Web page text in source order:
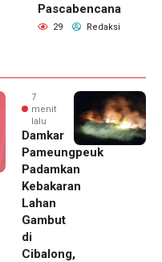
Pascabencana
29 Redaksi
7
menit
lalu
Damkar
Pameungpeuk
Padamkan
Kebakaran
Lahan
Gambut
di
Cibalong,